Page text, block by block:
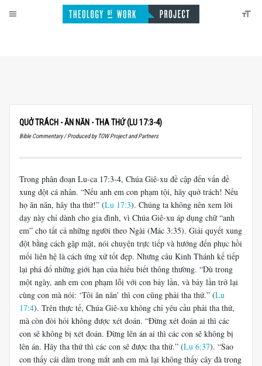
QUỞ TRÁCH - ĂN NĂN - THA THỨ (LU 17:3-4)
Bible Commentary / Produced by TOW Project and Partners
Trong phân đoạn Lu-ca 17:3-4, Chúa Giê-xu đề cập đến vấn đề
xung đột cá nhân. “Nếu anh em con phạm tội, hãy quở trách! Nếu
họ ăn năn, hãy tha thứ!” (Lu 17:3). Chúng ta không nên xem lời
dạy này chỉ dành cho gia đình, vì Chúa Giê-xu áp dụng chữ “anh
em” cho tất cả những người theo Ngài (Mác 3:35). Giải quyết xung
đột bằng cách gặp mặt, nói chuyện trực tiếp và hướng đến phục hồi
mối liên hệ là cách ứng xử tốt đẹp. Nhưng câu Kinh Thánh kế tiếp
lại phá đổ những giới hạn của hiểu biết thông thường. “Dù trong
một ngày, anh em con phạm lỗi với con bảy lần, và bảy lần trở lại
cùng con mà nói: ‘Tôi ăn năn’ thì con cũng phải tha thứ.” (Lu
17:4). Trên thực tế, Chúa Giê-xu không chỉ yêu cầu phải tha thứ,
mà còn đòi hỏi không được xét đoán. “Đừng xét đoán ai thì các
con sẽ không bị xét đoán. Đừng lên án ai thì các con sẽ không bị
lên án. Hãy tha thứ thì các con sẽ được tha thứ.” (Lu 6:37). “Sao
con thấy cái dằm trong mắt anh em mà lại không thấy cây đà trong